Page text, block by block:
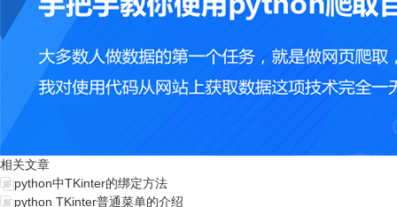
相关文章
python中TKinter的绑定方法
python TKinter普通菜单的介绍